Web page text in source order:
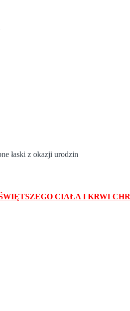
łaski z okazji urodzin
CIAŁA I KRWI